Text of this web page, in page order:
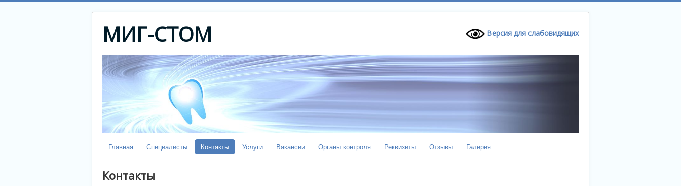
МИГ-СТОМ Версия для слабовидящих
Главная Специалисты Контакты Услуги Вакансии Органы контроля Реквизиты Отзывы Галерея
Контакты